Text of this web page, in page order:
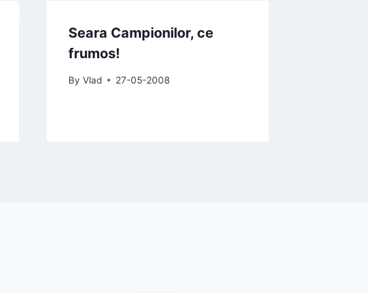
Seara Campionilor, ce
frumos!
By Vlad 27-05-2008